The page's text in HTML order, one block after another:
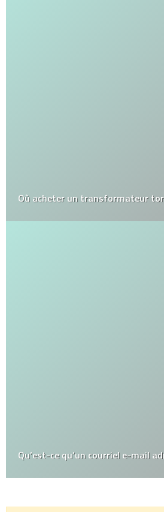
Où acheter un transformateur
Qu’est-ce qu’un courriel e-mail